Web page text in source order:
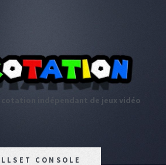
indépendant de jeux vidéo
CONSOLE